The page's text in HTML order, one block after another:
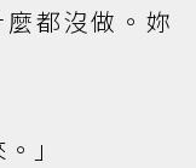
麼都沒做。妳
」